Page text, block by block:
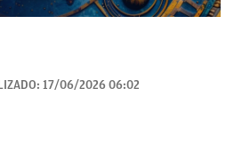
17/06/2026 06:02